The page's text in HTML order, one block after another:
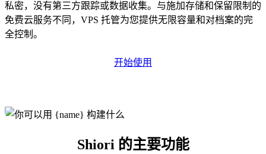
私密，没有第三方跟踪或数据收集。与施加存储和保留限制的
免费云服务不同，VPS 托管为您提供无限容量和对档案的完
全控制。
开始使用
Shiori 的主要功能